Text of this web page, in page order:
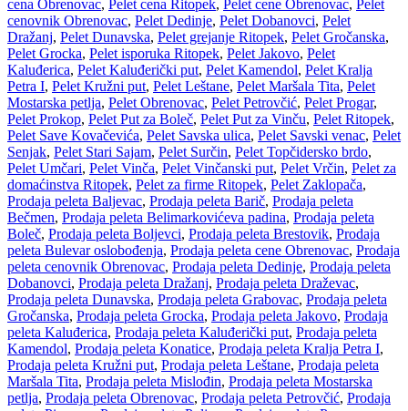
cena Obrenovac, Pelet cena Ritopek, Pelet cene Obrenovac, Pelet
cenovnik Obrenovac, Pelet Dedinje, Pelet Dobanovci, Pelet
Dražanj, Pelet Dunavska, Pelet grejanje Ritopek, Pelet Gročanska,
Pelet Grocka, Pelet isporuka Ritopek, Pelet Jakovo, Pelet
Kaluđerica, Pelet Kaluđerički put, Pelet Kamendol, Pelet Kralja
Petra I, Pelet Kružni put, Pelet Leštane, Pelet Maršala Tita, Pelet
Mostarska petlja, Pelet Obrenovac, Pelet Petrovčić, Pelet Progar,
Pelet Prokop, Pelet Put za Boleč, Pelet Put za Vinču, Pelet Ritopek,
Pelet Save Kovačevića, Pelet Savska ulica, Pelet Savski venac, Pelet
Senjak, Pelet Stari Sajam, Pelet Surčin, Pelet Topčidersko brdo,
Pelet Umčari, Pelet Vinča, Pelet Vinčanski put, Pelet Vrčin, Pelet za
domaćinstva Ritopek, Pelet za firme Ritopek, Pelet Zaklopača,
Prodaja peleta Baljevac, Prodaja peleta Barič, Prodaja peleta
Bečmen, Prodaja peleta Belimarkovićeva padina, Prodaja peleta
Boleč, Prodaja peleta Boljevci, Prodaja peleta Brestovik, Prodaja
peleta Bulevar oslobođenja, Prodaja peleta cene Obrenovac, Prodaja
peleta cenovnik Obrenovac, Prodaja peleta Dedinje, Prodaja peleta
Dobanovci, Prodaja peleta Dražanj, Prodaja peleta Draževac,
Prodaja peleta Dunavska, Prodaja peleta Grabovac, Prodaja peleta
Gročanska, Prodaja peleta Grocka, Prodaja peleta Jakovo, Prodaja
peleta Kaluđerica, Prodaja peleta Kaluđerički put, Prodaja peleta
Kamendol, Prodaja peleta Konatice, Prodaja peleta Kralja Petra I,
Prodaja peleta Kružni put, Prodaja peleta Leštane, Prodaja peleta
Maršala Tita, Prodaja peleta Mislođin, Prodaja peleta Mostarska
petlja, Prodaja peleta Obrenovac, Prodaja peleta Petrovčić, Prodaja